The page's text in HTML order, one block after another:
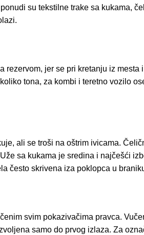
su tekstilne trake sa kukama,
rezervom, jer se pri kretanju iz
tona, za kombi i teretno vozilo
ali se troši na oštrim ivicama.
sa kukama je sredina i najčešći
često skrivena iza poklopca u
svim pokazivačima pravca.
samo do prvog izlaza. Za